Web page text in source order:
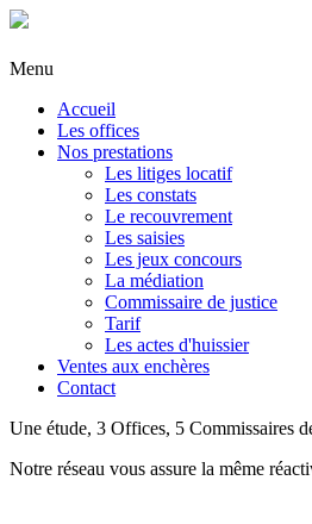
Menu
Accueil
Les offices
Nos prestations
Les litiges locatif
Les constats
Le recouvrement
Les saisies
Les jeux concours
La médiation
Commissaire de justice
Tarif
Les actes d'huissier
Ventes aux enchères
Contact
Une étude, 3 Offices, 5 Commissaires
Notre réseau vous assure la même